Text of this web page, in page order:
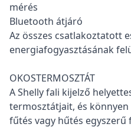
mérés
Bluetooth átjáró
Az összes csatlakoztatott
energiafogyasztásának
OKOSTERMOSZTÁT
A Shelly fali kijelző
termosztátjait, és
fűtés vagy hűtés egyszerű